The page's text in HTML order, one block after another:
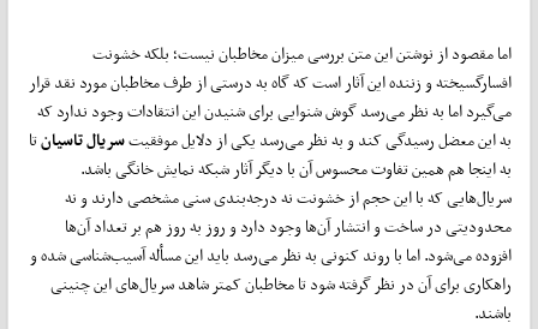
اما مقصود از نوشتن این متن بررسی میزان مخاطبان نیست؛ بلکه خشونت
افسارگسیخته و زننده این آثار است که گاه به درستی از طرف مخاطبان مورد نقد قرار
می‌گیرد اما به نظر می‌رسد گوش شنوایی برای شنیدن این انتقادات وجود ندارد که
به این معضل رسیدگی کند و به نظر می‌رسد یکی از دلایل موفقیتسریال تاسیانتا
به اینجا هم همین تفاوت محسوس آن با دیگر آثار شبکه نمایش خانگی باشد.
سریال‌هایی که با این حجم از خشونت نه درجه‌بندی سنی مشخصی دارند و نه
محدودیتی در ساخت و انتشار آن‌ها وجود دارد و روز به روز هم بر تعداد آن‌ها
افزوده می‌شود. اما با روند کنونی به نظر می‌رسد باید این مسأله آسیب‌شناسی شده و
راهکاری برای آن در نظر گرفته شود تا مخاطبان کمتر شاهد سریال‌های این چنینی
باشند.